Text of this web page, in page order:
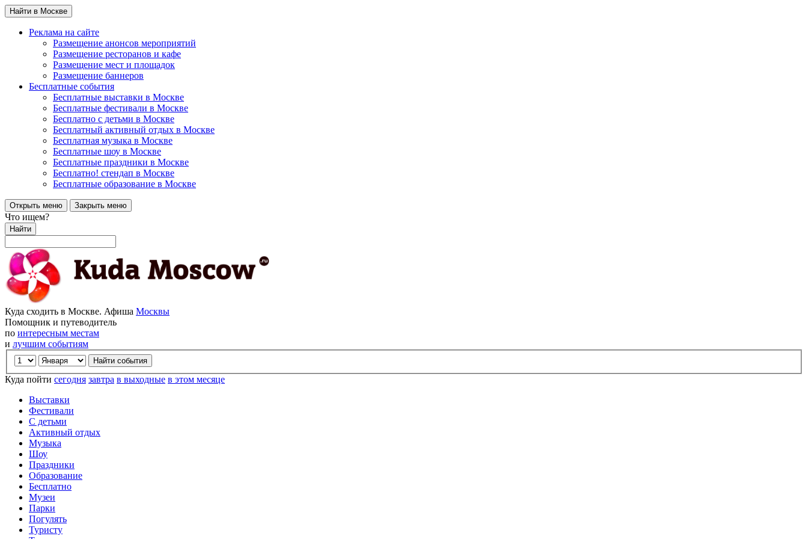
Найти в Москве
Реклама на сайте
Размещение анонсов мероприятий
Размещение ресторанов и кафе
Размещение мест и площадок
Размещение баннеров
Бесплатные события
Бесплатные выставки в Москве
Бесплатные фестивали в Москве
Бесплатно с детьми в Москве
Бесплатный активный отдых в Москве
Бесплатная музыка в Москве
Бесплатные шоу в Москве
Бесплатные праздники в Москве
Бесплатно! стендап в Москве
Бесплатные образование в Москве
Открыть меню Закрыть меню
Что ищем?
Найти
Куда сходить в Москве. Афиша Москвы
Помощник и путеводитель
по интересным местам
и лучшим событиям
Куда пойти сегодня завтра в выходные в этом месяце
Выставки
Фестивали
С детьми
Активный отдых
Музыка
Шоу
Праздники
Образование
Бесплатно
Музеи
Парки
Погулять
Туристу